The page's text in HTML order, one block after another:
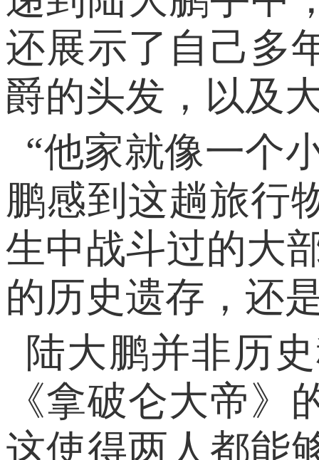
还展示了自己多
爵的头发，以及
“他家就像一个
鹏感到这趟旅行
生中战斗过的大
的历史遗存，还
陆大鹏并非历
《拿破仑大帝
这使得两人都能